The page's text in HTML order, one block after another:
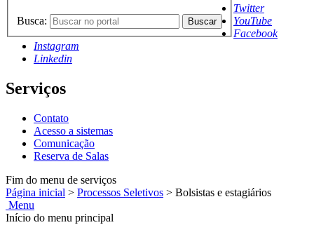
Busca: Buscar
Twitter
YouTube
Facebook
Instagram
Linkedin
Serviços
Contato
Acesso a sistemas
Comunicação
Reserva de Salas
Fim do menu de serviços
Página inicial > Processos Seletivos > Bolsistas e estagiários
Menu
Início do menu principal